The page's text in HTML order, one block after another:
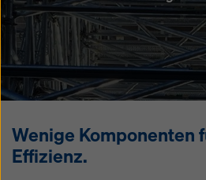
Wenige Komponenten
Effizienz.